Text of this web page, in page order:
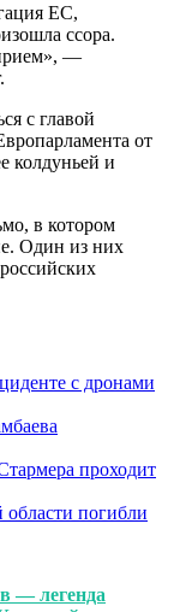
ЕС,
ссора.
—
с главой
от
колдуньей и
в котором
Один из них
с дронами
проходит
погибли
— легенда